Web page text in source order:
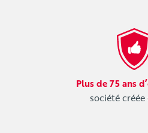
Plus de 75 ans
société créée